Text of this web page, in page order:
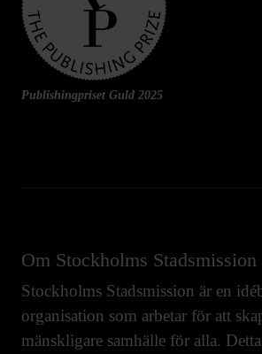
Publishingpriset Guld 2025
Om Stockholms Stadsmission
Stockholms Stadsmission är en
organisation som arbetar för att
mänskligare samhälle för alla.